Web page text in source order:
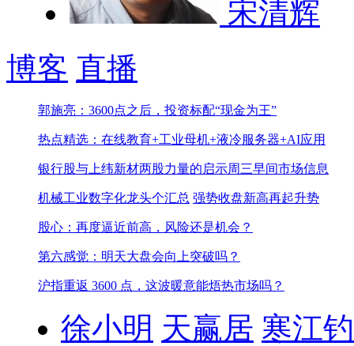
宋清辉
博客 直播
郭施亮：3600点之后，投资标配“现金为王”
热点精选：在线教育+工业母机+液冷服务器+AI应用
银行股与上纬新材两股力量的启示周三早间市场信息
机械工业数字化龙头个汇总 强势收盘新高再起升势
股心：再度逼近前高，风险还是机会？
第六感觉：明天大盘会向上突破吗？
沪指重返 3600 点，这波暖意能焐热市场吗？
徐小明 天赢居 寒江